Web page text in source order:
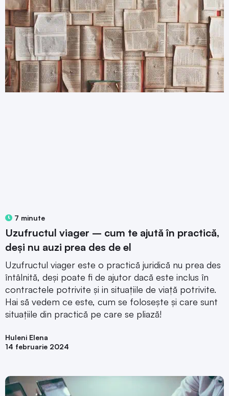
7 minute
Uzufructul viager – cum te ajută în practică,
deși nu auzi prea des de el
Uzufructul viager este o practică juridică nu prea des
întâlnită, deși poate fi de ajutor dacă este inclus în
contractele potrivite și in situațiile de viață potrivite.
Hai să vedem ce este, cum se folosește și care sunt
situațiile din practică pe care se pliază!
Huleni Elena
14 februarie 2024